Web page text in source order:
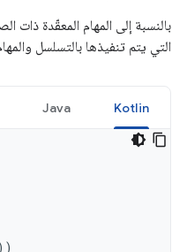
بالنسبة إلى المهام المعقّدة ذات
التي يتم تنفيذها بالتسلسل
Kotlin
Java